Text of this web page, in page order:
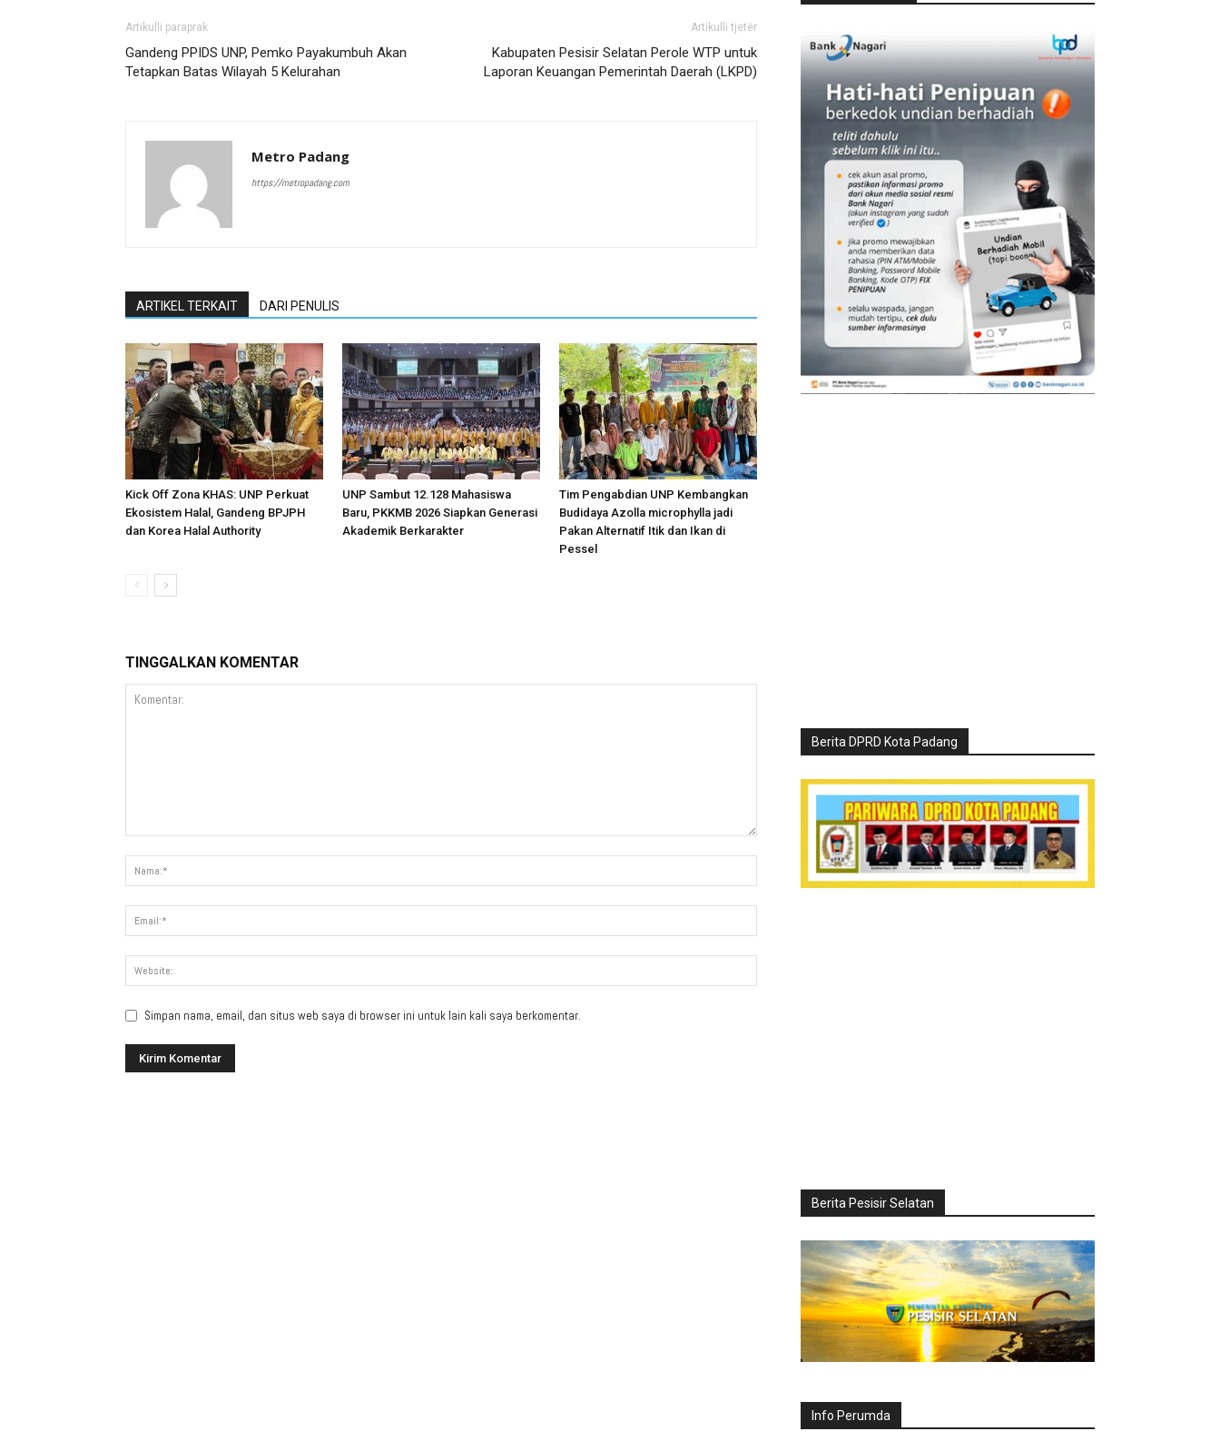
Artikulli paraprak
Gandeng PPIDS UNP, Pemko Payakumbuh Akan
Tetapkan Batas Wilayah 5 Kelurahan
Artikulli tjetër
Kabupaten Pesisir Selatan Perole WTP untuk
Laporan Keuangan Pemerintah Daerah (LKPD)
Metro Padang
https://metropadang.com
ARTIKEL TERKAIT DARI PENULIS
Kick Off Zona KHAS: UNP Perkuat
Ekosistem Halal, Gandeng BPJPH
dan Korea Halal Authority
UNP Sambut 12.128 Mahasiswa
Baru, PKKMB 2026 Siapkan Generasi
Akademik Berkarakter
Tim Pengabdian UNP Kembangkan
Budidaya Azolla microphylla jadi
Pakan Alternatif Itik dan Ikan di
Pessel
TINGGALKAN KOMENTAR
Simpan nama, email, dan situs web saya di browser ini untuk lain kali saya berkomentar.
Berita DPRD Kota Padang
Berita Pesisir Selatan
Info Perumda